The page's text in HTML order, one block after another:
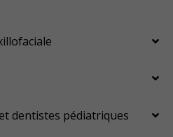
dentistes pédiatriques